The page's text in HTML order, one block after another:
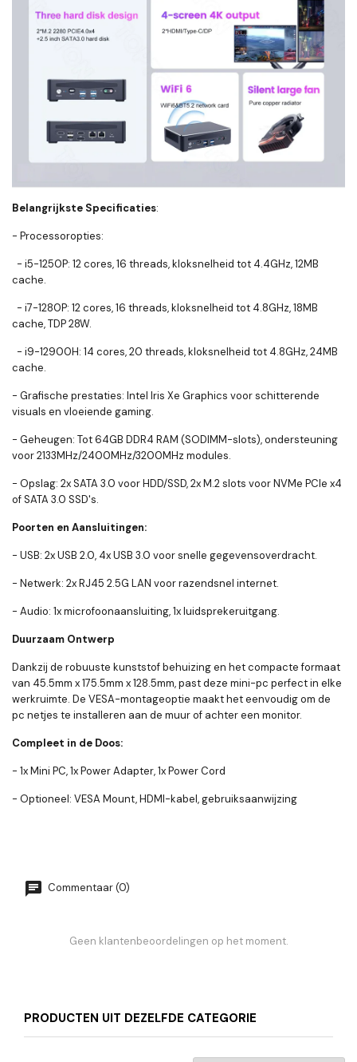
Belangrijkste Specificaties:
- Processoropties:
- i5-1250P: 12 cores, 16 threads, kloksnelheid tot 4.4GHz, 12MB
cache.
- i7-1280P: 12 cores, 16 threads, kloksnelheid tot 4.8GHz, 18MB
cache, TDP 28W.
- i9-12900H: 14 cores, 20 threads, kloksnelheid tot 4.8GHz, 24MB
cache.
- Grafische prestaties: Intel Iris Xe Graphics voor schitterende
visuals en vloeiende gaming.
- Geheugen: Tot 64GB DDR4 RAM (SODIMM-slots), ondersteuning
voor 2133MHz/2400MHz/3200MHz modules.
- Opslag: 2x SATA 3.0 voor HDD/SSD, 2x M.2 slots voor NVMe PCIe x4
of SATA 3.0 SSD's.
Poorten en Aansluitingen:
- USB: 2x USB 2.0, 4x USB 3.0 voor snelle gegevensoverdracht.
- Netwerk: 2x RJ45 2.5G LAN voor razendsnel internet.
- Audio: 1x microfoonaansluiting, 1x luidsprekeruitgang.
Duurzaam Ontwerp
Dankzij de robuuste kunststof behuizing en het compacte formaat
van 45.5mm x 175.5mm x 128.5mm, past deze mini-pc perfect in elke
werkruimte. De VESA-montageoptie maakt het eenvoudig om de
pc netjes te installeren aan de muur of achter een monitor.
Compleet in de Doos:
- 1x Mini PC, 1x Power Adapter, 1x Power Cord
- Optioneel: VESA Mount, HDMI-kabel, gebruiksaanwijzing
Commentaar (0)
Geen klantenbeoordelingen op het moment.
PRODUCTEN UIT DEZELFDE CATEGORIE